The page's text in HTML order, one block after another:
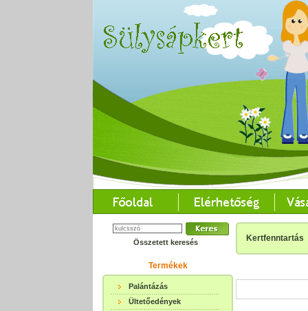
Összetett keresés
Termékek
Palántázás
Ültetőedények
Kertfenntartás